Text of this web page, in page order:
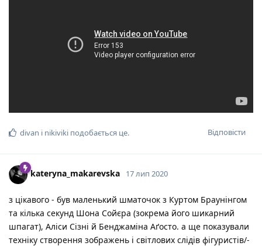
Відповісти
divan і nikiviki подобається це.
kateryna_makarevska 17 лип 2020
з цікавого - був маленький шматочок з Куртом Браунінгом
та кілька секунд Шона Сойєра (зокрема його шикарний
шпагат), Аліси Сізні й Бенджаміна Аґосто. а ще показували
техніку створення зображень і світлових слідів фігуристів/-